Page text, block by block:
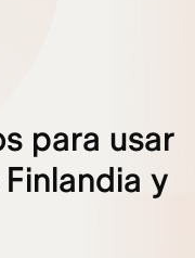
para usar
y